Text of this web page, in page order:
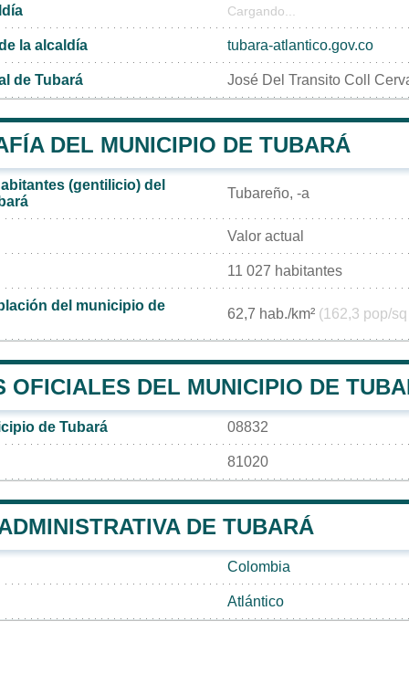
Cargando...
la alcaldía tubara-atlantico.gov.co
de Tubará José Del Transito Coll
DEL MUNICIPIO DE TUBARÁ
(gentilicio) del
Tubareño, -a
Valor actual
11 027 habitantes
del municipio de
62,7 hab./km² (162,3 pop/
OFICIALES DEL MUNICIPIO DE
de Tubará 08832
81020
DE TUBARÁ
Colombia
Atlántico